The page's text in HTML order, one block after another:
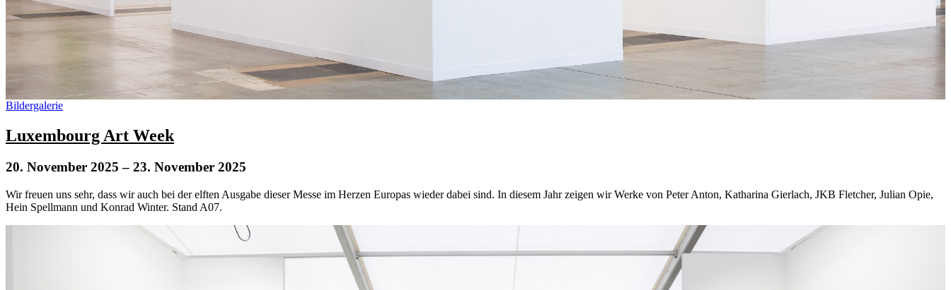
Bildergalerie
Luxembourg Art Week
20. November 2025 – 23. November 2025
Wir freuen uns sehr, dass wir auch bei der elften Ausgabe dieser Messe im Herzen Europas wieder dabei sind. In diesem Jahr zeigen wir Werke von Peter Anton, Katharina Gierlach, JKB Fletcher, Julian Opie,
Hein Spellmann und Konrad Winter. Stand A07.